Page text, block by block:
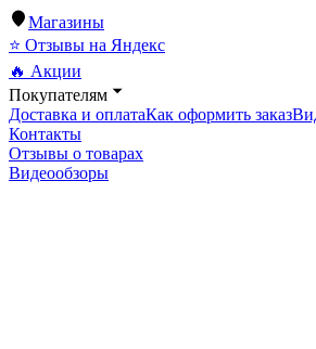
Магазины
⭐ Отзывы на Яндекс
🔥 Акции
Покупателям
Доставка и оплатаКак оформить заказ
Контакты
Отзывы о товарах
Видеообзоры